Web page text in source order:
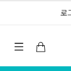
로